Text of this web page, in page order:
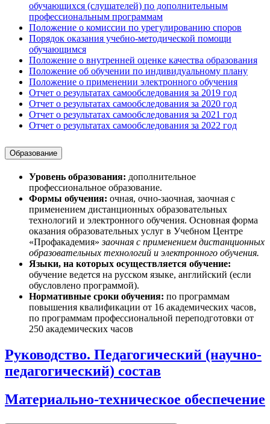
обучающихся (слушателей) по дополнительным
профессиональным программам
Положение о комиссии по урегулированию споров
Порядок оказания учебно-методической помощи
обучающимся
Положение о внутренней оценке качества образования
Положение об обучении по индивидуальному плану
Положение о применении электронного обучения
Отчет о результатах самообследования за 2019 год
Отчет о результатах самообследования за 2020 год
Отчет о результатах самообследования за 2021 год
Отчет о результатах самообследования за 2022 год
Образование
Уровень образования: дополнительное
профессиональное образование.
Формы обучения: очная, очно-заочная, заочная с
применением дистанционных образовательных
технологий и электронного обучения. Основная форма
оказания образовательных услуг в Учебном Центре
«Профакадемия»заочная с применением дистанционных
образовательных технологий и электронного обучения.
Языки, на которых осуществляется обучение:
обучение ведется на русском языке, английский (если
обусловлено программой).
Нормативные сроки обучения: по программам
повышения квалификации от 16 академических часов,
по программам профессиональной переподготовки от
250 академических часов
Руководство. Педагогический (научно-
педагогический) состав
Материально-техническое обеспечение